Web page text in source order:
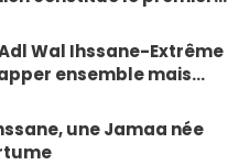
Wal Ihssane-Extrême
ensemble mais…
une Jamaa née